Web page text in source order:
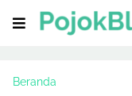
Beranda